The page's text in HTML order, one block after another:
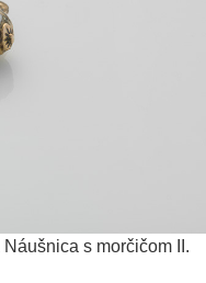
Náušnica s morčičom II.